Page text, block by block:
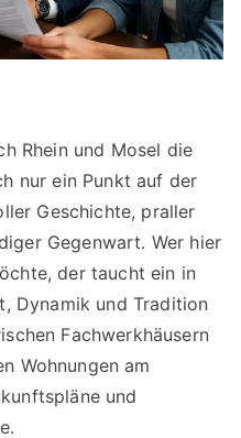
Rhein und Mosel die
nur ein Punkt auf der
Geschichte, praller
Gegenwart. Wer hier
der taucht ein in
Dynamik und Tradition
Fachwerkhäusern
Wohnungen am
und